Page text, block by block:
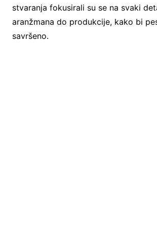
stvaranja fokusirali su se na svaki
aranžmana do produkcije, kako bi
savršeno.